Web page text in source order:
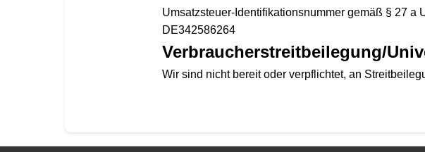
Umsatzsteuer-Identifikationsnummer gemäß § 27 a
DE342586264
Verbraucher­streit­beilegung/
Wir sind nicht bereit oder verpflichtet, an